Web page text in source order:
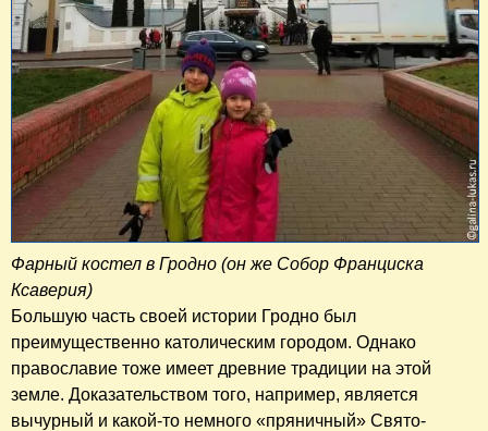
Фарный костел в Гродно (он же Собор Франциска
Ксаверия)
Большую часть своей истории Гродно был
преимущественно католическим городом. Однако
православие тоже имеет древние традиции на этой
земле. Доказательством того, например, является
вычурный и какой-то немного «пряничный» Свято-